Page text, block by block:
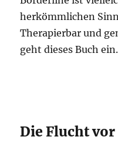
herkömmlichen
Therapierbar und
geht dieses Buch ein.
Die Flucht vor